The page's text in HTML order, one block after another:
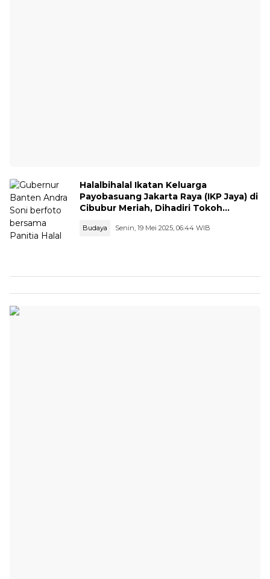
Halalbihalal Ikatan Keluarga
Payobasuang Jakarta Raya (IKP Jaya) di
Cibubur Meriah, Dihadiri Tokoh
Budaya Senin, 19 Mei 2025, 06:44 WIB